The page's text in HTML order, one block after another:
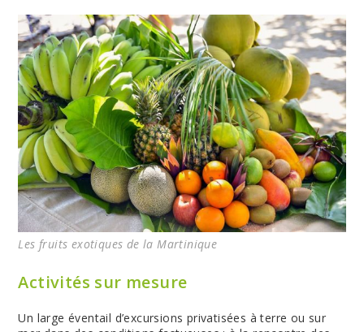
Les fruits exotiques de la Martinique
Activités sur mesure
Un large éventail d’excursions privatisées à terre ou sur